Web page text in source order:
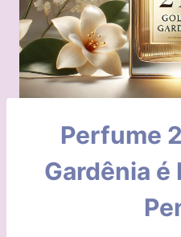
Perfume
Gardênia é